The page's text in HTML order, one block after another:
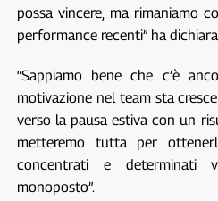
possa vincere, ma rimaniamo
performance recenti” ha
“Sappiamo bene che c’è
motivazione nel team sta
verso la pausa estiva con un
metteremo tutta per
concentrati e determinati
monoposto”.